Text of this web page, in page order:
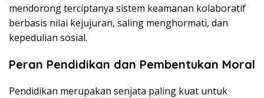
mendorong terciptanya sistem keamanan kolaboratif
berbasis nilai kejujuran, saling menghormati, dan
kepedulian sosial.
Peran Pendidikan dan Pembentukan Moral
Pendidikan merupakan senjata paling kuat untuk